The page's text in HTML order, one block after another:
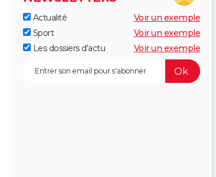
Actualité
Voir un exemple
Sport
Voir un exemple
Les dossiers d'actu
Voir un exemple